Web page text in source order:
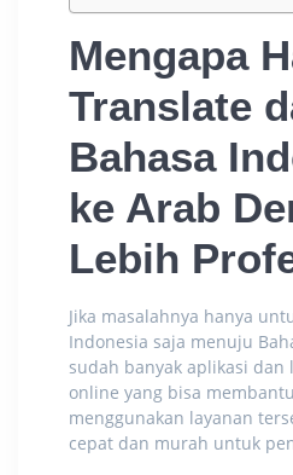
Mengapa
Translate
Bahasa
ke Arab
Lebih
Jika masalahnya hanya
Indonesia saja menuju
sudah banyak aplikasi dan
online yang bisa
menggunakan layanan
cepat dan murah untuk